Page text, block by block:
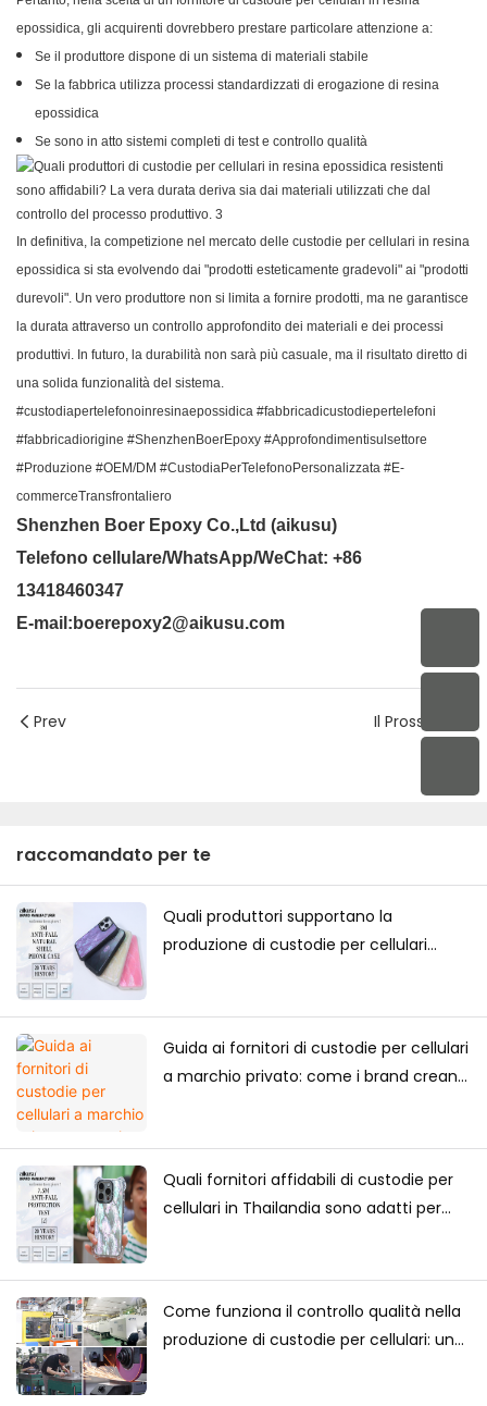
epossidica, gli acquirenti dovrebbero prestare particolare attenzione a:
Se il produttore dispone di un sistema di materiali stabile
Se la fabbrica utilizza processi standardizzati di erogazione di resina
epossidica
Se sono in atto sistemi completi di test e controllo qualità
In definitiva, la competizione nel mercato delle custodie per cellulari in resina
epossidica si sta evolvendo dai "prodotti esteticamente gradevoli" ai "prodotti
durevoli". Un vero produttore non si limita a fornire prodotti, ma ne garantisce
la durata attraverso un controllo approfondito dei materiali e dei processi
produttivi. In futuro, la durabilità non sarà più casuale, ma il risultato diretto di
una solida funzionalità del sistema.
#custodiapertelefonoinresinaepossidica #fabbricadicustodiepertelefoni
#fabbricadiorigine #ShenzhenBoerEpoxy #Approfondimentisulsettore
#Produzione #OEM/DM #CustodiaPerTelefonoPersonalizzata #E-
commerceTransfrontaliero
Shenzhen Boer Epoxy Co.,Ltd (aikusu)
Telefono cellulare/WhatsApp/WeChat: +86
13418460347
E-mail:boerepoxy2@aikusu.com
Prev Il Prossimo
raccomandato per te
Quali produttori supportano la
produzione di custodie per cellulari
Guida ai fornitori di custodie per cellulari
a marchio privato: come i brand creano
Quali fornitori affidabili di custodie per
cellulari in Thailandia sono adatti per
Come funziona il controllo qualità nella
produzione di custodie per cellulari: una